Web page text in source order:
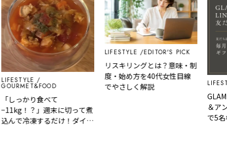
しっかり食べて
！？」週末に切って煮
んで冷凍するだけ！ダイエ
LIFESTYLE EDITOR'S PICK
リスキリングとは？意味・制
度・始め方を40代女性目線
でやさしく解説
＆ア
で5